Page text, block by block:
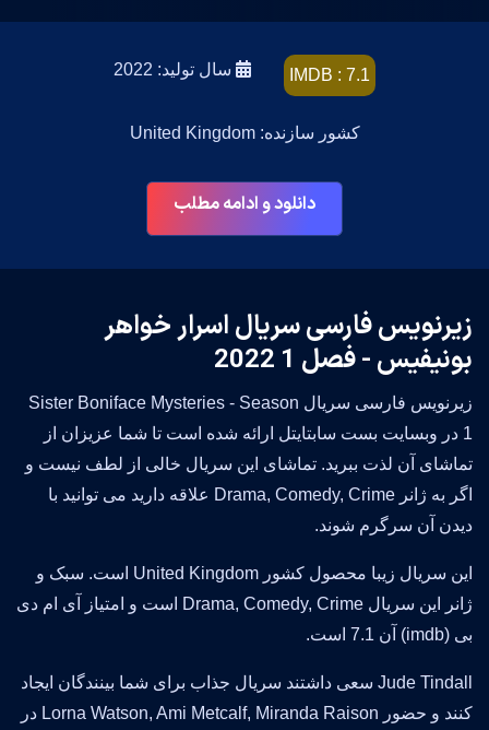
IMDB : 7.1 سال تولید: 2022
کشور سازنده: United Kingdom
دانلود و ادامه مطلب
زیرنویس فارسی سریال اسرار خواهر
بونیفیس - فصل 1 2022
زیرنویس فارسی سریال Sister Boniface Mysteries - Season
1 در وبسایت بست سابتایتل ارائه شده است تا شما عزیزان از
تماشای آن لذت ببرید. تماشای این سریال خالی از لطف نیست و
اگر به ژانر Drama, Comedy, Crime علاقه دارید می توانید با
دیدن آن سرگرم شوند.
این سریال زیبا محصول کشور United Kingdom است. سبک و
ژانر این سریال Drama, Comedy, Crime است و امتیاز آی ام دی
بی (imdb) آن 7.1 است.
Jude Tindall سعی داشتند سریال جذاب برای شما بینندگان ایجاد
کنند و حضور Lorna Watson, Ami Metcalf, Miranda Raison در